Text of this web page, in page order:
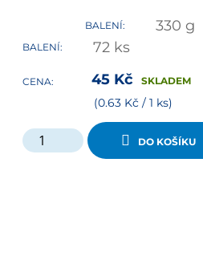
BALENÍ: 330 g
BALENÍ: 72 ks
CENA: 45 Kč SKLADEM
(0.63 Kč / 1 ks)
DO KOŠÍKU